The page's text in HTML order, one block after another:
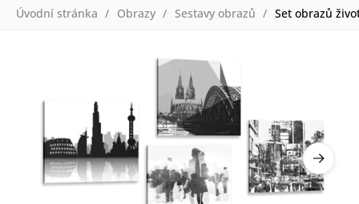
Úvodní stránka Obrazy Sestavy obrazů Set obrazů